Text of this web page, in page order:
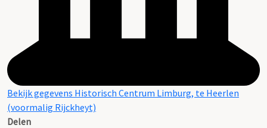
Bekijk gegevens Historisch Centrum Limburg, te Heerlen
(voormalig Rijckheyt)
Delen